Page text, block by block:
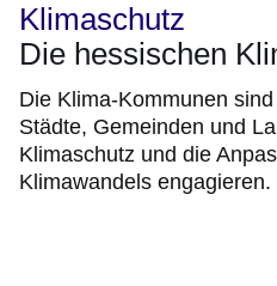
Klimaschutz
Die hessischen
Die Klima-Kommunen
Städte, Gemeinden und
Klimaschutz und die
Klimawandels engagieren.